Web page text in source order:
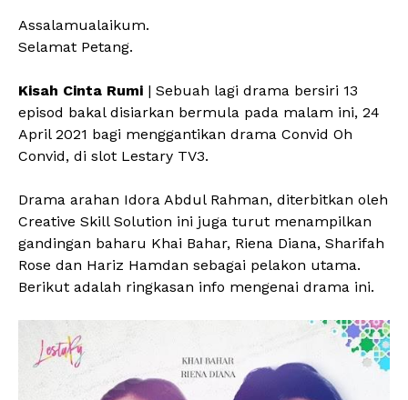
Assalamualaikum.
Selamat Petang.
Kisah Cinta Rumi | Sebuah lagi drama bersiri 13
episod bakal disiarkan bermula pada malam ini, 24
April 2021 bagi menggantikan drama Convid Oh
Convid, di slot Lestary TV3.
Drama arahan Idora Abdul Rahman, diterbitkan oleh
Creative Skill Solution ini juga turut menampilkan
gandingan baharu Khai Bahar, Riena Diana, Sharifah
Rose dan Hariz Hamdan sebagai pelakon utama.
Berikut adalah ringkasan info mengenai drama ini.